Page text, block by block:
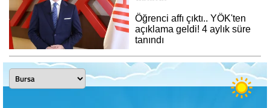
Öğrenci affı çıktı.. YÖK'ten
açıklama geldi! 4 aylık süre
tanındı